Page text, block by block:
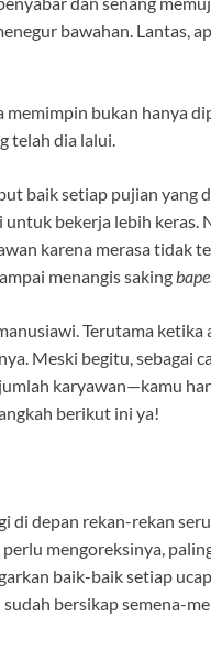
bawahan. Lantas,
memimpin bukan hanya
telah dia lalui.
baik setiap pujian yang
bekerja lebih keras.
karena merasa tidak
menangis saking
Terutama
Meski begitu, sebagai
karyawan—kamu
berikut ini ya!
di depan rekan-rekan
mengoreksinya,
baik-baik setiap
bersikap semena-